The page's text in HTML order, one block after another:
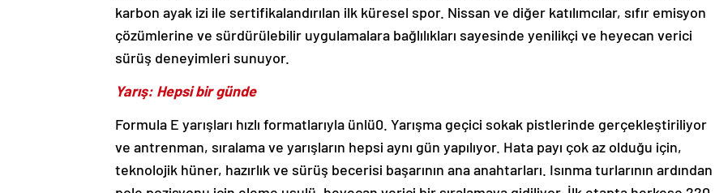
karbon ayak izi ile sertifikalandırılan ilk küresel spor. Nissan ve diğer katılımcılar, sıfır emisyon
çözümlerine ve sürdürülebilir uygulamalara bağlılıkları sayesinde yenilikçi ve heyecan verici
sürüş deneyimleri sunuyor.
Yarış: Hepsi bir günde
Formula E yarışları hızlı formatlarıyla ünlü0. Yarışma geçici sokak pistlerinde gerçekleştiriliyor
ve antrenman, sıralama ve yarışların hepsi aynı gün yapılıyor. Hata payı çok az olduğu için,
teknolojik hüner, hazırlık ve sürüş becerisi başarının ana anahtarları. Isınma turlarının ardından